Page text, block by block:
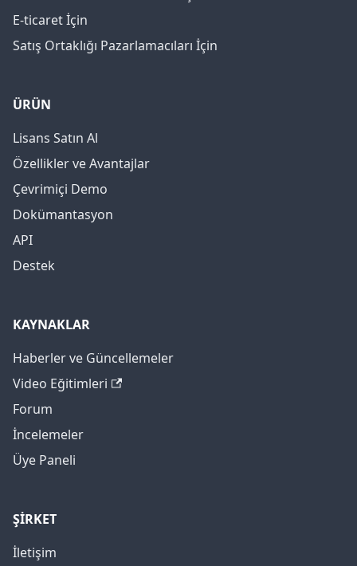
E-ticaret İçin
Satış Ortaklığı Pazarlamacıları İçin
ÜRÜN
Lisans Satın Al
Özellikler ve Avantajlar
Çevrimiçi Demo
Dokümantasyon
API
Destek
KAYNAKLAR
Haberler ve Güncellemeler
Video Eğitimleri
Forum
İncelemeler
Üye Paneli
ŞİRKET
İletişim